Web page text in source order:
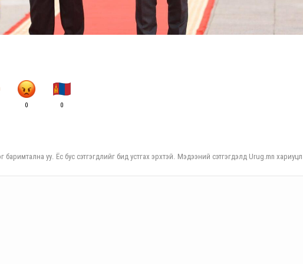
0 0
баримтална уу. Ёс бус сэтгэгдлийг бид устгах эрхтэй. Мэдээний сэтгэгдэлд Urug.mn